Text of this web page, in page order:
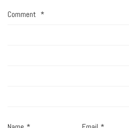
Comment *